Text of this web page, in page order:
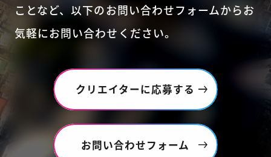
ことなど、以下のお問い合わせフォームからお
気軽にお問い合わせください。
クリエイターに応募する
お問い合わせフォーム